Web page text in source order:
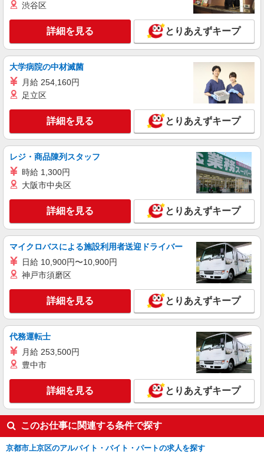
渋谷区
詳細を見る とりあえずキープ
大学病院の中材滅菌
月給 254,160円
足立区
詳細を見る とりあえずキープ
レジ・商品陳列スタッフ
時給 1,300円
大阪市中央区
詳細を見る とりあえずキープ
マイクロバスによる施設利用者送迎ドライバー
日給 10,900円〜10,900円
神戸市須磨区
詳細を見る とりあえずキープ
代務運転士
月給 253,500円
豊中市
詳細を見る とりあえずキープ
このお仕事に関連する条件で探す
京都市上京区のアルバイト・バイト・パートの求人を探す